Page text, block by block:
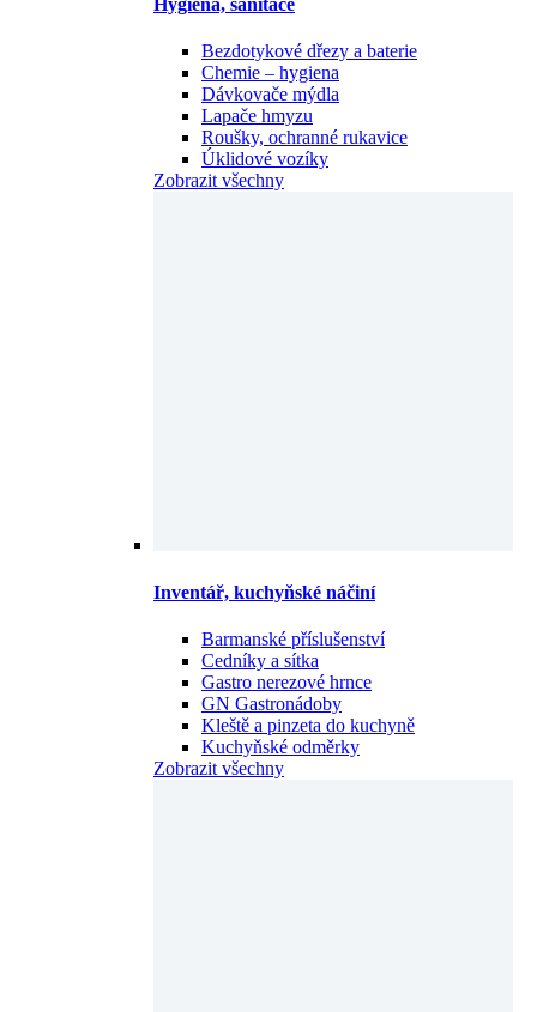
Hygiena, sanitace
Bezdotykové dřezy a baterie
Chemie – hygiena
Dávkovače mýdla
Lapače hmyzu
Roušky, ochranné rukavice
Úklidové vozíky
Zobrazit všechny
Inventář, kuchyňské náčiní
Barmanské příslušenství
Cedníky a sítka
Gastro nerezové hrnce
GN Gastronádoby
Kleště a pinzeta do kuchyně
Kuchyňské odměrky
Zobrazit všechny